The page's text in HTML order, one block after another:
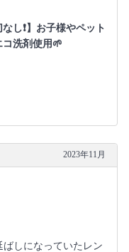
し❗️】お子様やペット
洗剤使用🌱
2023年11月
しになっていたレン